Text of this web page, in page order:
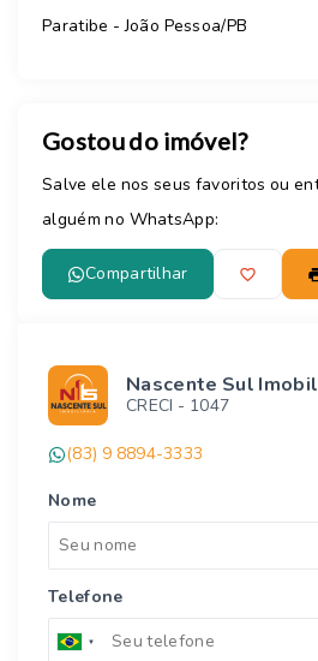
Paratibe - João Pessoa/PB
Gostou do imóvel?
Salve ele nos seus favoritos ou
alguém no WhatsApp:
Compartilhar
Nascente Sul
CRECI - 1047
(83) 9 8894-3333
Nome
Telefone